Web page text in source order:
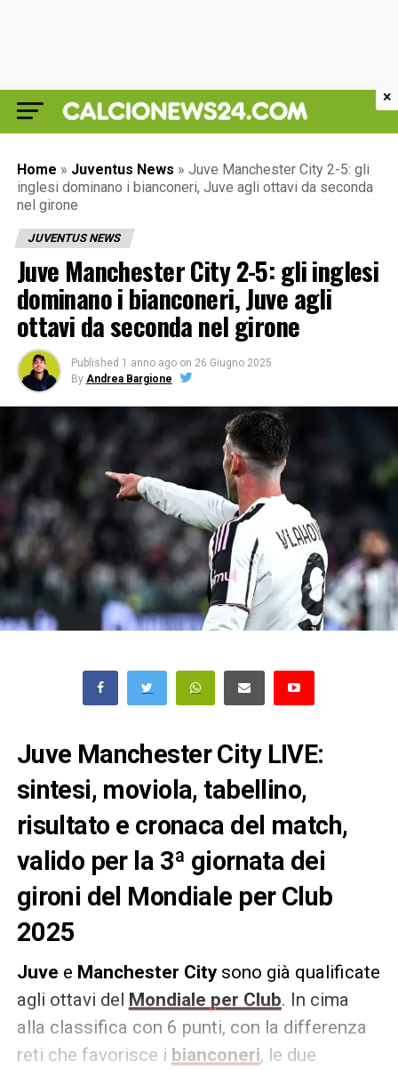
Home » Juventus News » Juve Manchester City 2-5: gli
inglesi dominano i bianconeri, Juve agli ottavi da seconda
nel girone
JUVENTUS NEWS
Juve Manchester City 2-5: gli inglesi
dominano i bianconeri, Juve agli
ottavi da seconda nel girone
Published 1 anno ago on 26 Giugno 2025
By Andrea Bargione
Juve Manchester City LIVE:
sintesi, moviola, tabellino,
risultato e cronaca del match,
valido per la 3ª giornata dei
gironi del Mondiale per Club
2025
Juve e Manchester Citysono già qualificate
agli ottavi del Mondiale per Club. In cima
alla classifica con 6 punti, con la differenza
reti che favorisce i bianconeri, le due
×